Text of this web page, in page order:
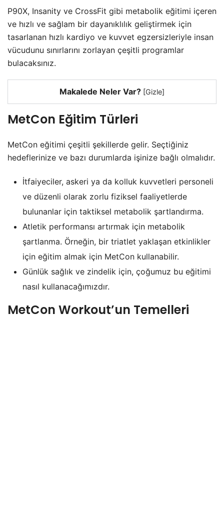
P90X, Insanity ve CrossFit gibi metabolik eğitimi içeren
ve hızlı ve sağlam bir dayanıklılık geliştirmek için
tasarlanan hızlı kardiyo ve kuvvet egzersizleriyle insan
vücudunu sınırlarını zorlayan çeşitli programlar
bulacaksınız.
Makalede Neler Var? [Gizle]
MetCon Eğitim Türleri
MetCon eğitimi çeşitli şekillerde gelir. Seçtiğiniz
hedeflerinize ve bazı durumlarda işinize bağlı olmalıdır.
İtfaiyeciler, askeri ya da kolluk kuvvetleri personeli
ve düzenli olarak zorlu fiziksel faaliyetlerde
bulunanlar için taktiksel metabolik şartlandırma.
Atletik performansı artırmak için metabolik
şartlanma. Örneğin, bir triatlet yaklaşan etkinlikler
için eğitim almak için MetCon kullanabilir.
Günlük sağlık ve zindelik için, çoğumuz bu eğitimi
nasıl kullanacağımızdır.
MetCon Workout’un Temelleri